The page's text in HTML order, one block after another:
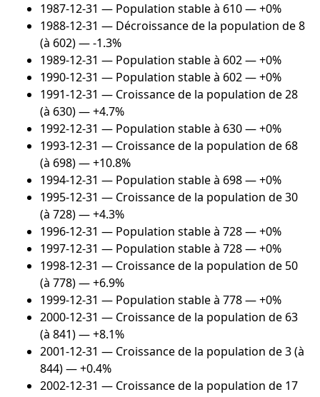
1987-12-31 — Population stable à 610 — +0%
1988-12-31 — Décroissance de la population de 8
(à 602) — -1.3%
1989-12-31 — Population stable à 602 — +0%
1990-12-31 — Population stable à 602 — +0%
1991-12-31 — Croissance de la population de 28
(à 630) — +4.7%
1992-12-31 — Population stable à 630 — +0%
1993-12-31 — Croissance de la population de 68
(à 698) — +10.8%
1994-12-31 — Population stable à 698 — +0%
1995-12-31 — Croissance de la population de 30
(à 728) — +4.3%
1996-12-31 — Population stable à 728 — +0%
1997-12-31 — Population stable à 728 — +0%
1998-12-31 — Croissance de la population de 50
(à 778) — +6.9%
1999-12-31 — Population stable à 778 — +0%
2000-12-31 — Croissance de la population de 63
(à 841) — +8.1%
2001-12-31 — Croissance de la population de 3 (à
844) — +0.4%
2002-12-31 — Croissance de la population de 17